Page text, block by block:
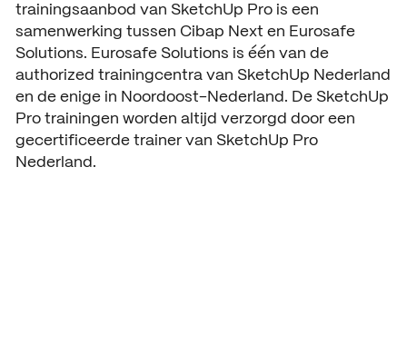
trainingsaanbod van SketchUp Pro is een
samenwerking tussen Cibap Next en Eurosafe
Solutions. Eurosafe Solutions is één van de
authorized trainingcentra van SketchUp Nederland
en de enige in Noordoost-Nederland. De SketchUp
Pro trainingen worden altijd verzorgd door een
gecertificeerde trainer van SketchUp Pro
Nederland.